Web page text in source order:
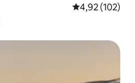
Średnia
4,92 (102)